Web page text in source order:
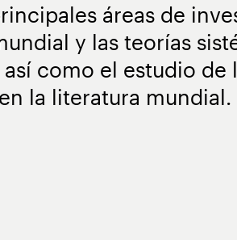
áreas de
y las teorías
como el estudio de
la literatura mundial.